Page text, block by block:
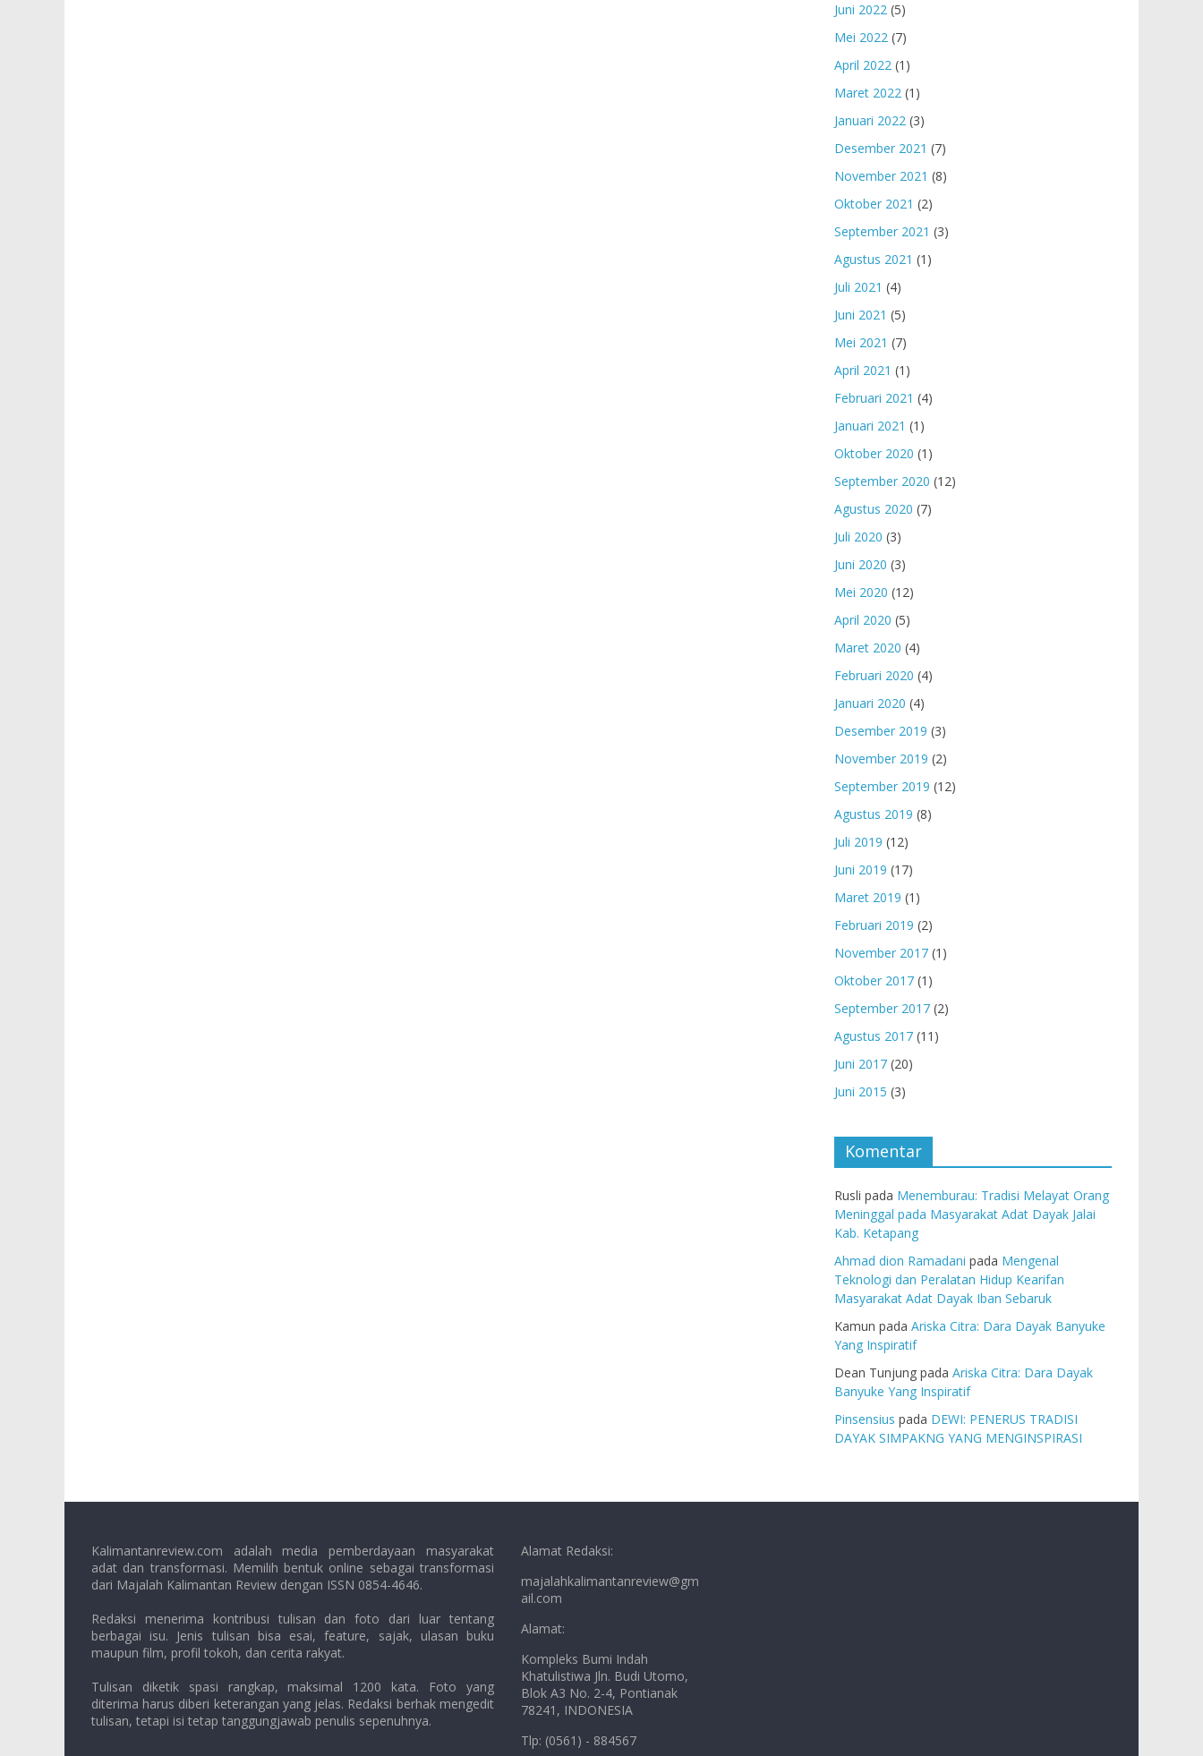
Juni 2022 (5)
Mei 2022 (7)
April 2022 (1)
Maret 2022 (1)
Januari 2022 (3)
Desember 2021 (7)
November 2021 (8)
Oktober 2021 (2)
September 2021 (3)
Agustus 2021 (1)
Juli 2021 (4)
Juni 2021 (5)
Mei 2021 (7)
April 2021 (1)
Februari 2021 (4)
Januari 2021 (1)
Oktober 2020 (1)
September 2020 (12)
Agustus 2020 (7)
Juli 2020 (3)
Juni 2020 (3)
Mei 2020 (12)
April 2020 (5)
Maret 2020 (4)
Februari 2020 (4)
Januari 2020 (4)
Desember 2019 (3)
November 2019 (2)
September 2019 (12)
Agustus 2019 (8)
Juli 2019 (12)
Juni 2019 (17)
Maret 2019 (1)
Februari 2019 (2)
November 2017 (1)
Oktober 2017 (1)
September 2017 (2)
Agustus 2017 (11)
Juni 2017 (20)
Juni 2015 (3)
Komentar
Rusli pada Menemburau: Tradisi Melayat Orang
Meninggal pada Masyarakat Adat Dayak Jalai
Kab. Ketapang
Ahmad dion Ramadani pada Mengenal
Teknologi dan Peralatan Hidup Kearifan
Masyarakat Adat Dayak Iban Sebaruk
Kamun pada Ariska Citra: Dara Dayak Banyuke
Yang Inspiratif
Dean Tunjung pada Ariska Citra: Dara Dayak
Banyuke Yang Inspiratif
Pinsensius pada DEWI: PENERUS TRADISI
DAYAK SIMPAKNG YANG MENGINSPIRASI
Kalimantanreview.com adalah media pemberdayaan masyarakat
adat dan transformasi. Memilih bentuk online sebagai transformasi
dari Majalah Kalimantan Review dengan ISSN 0854-4646.
Redaksi menerima kontribusi tulisan dan foto dari luar tentang
berbagai isu. Jenis tulisan bisa esai, feature, sajak, ulasan buku
maupun film, profil tokoh, dan cerita rakyat.
Tulisan diketik spasi rangkap, maksimal 1200 kata. Foto yang
diterima harus diberi keterangan yang jelas. Redaksi berhak mengedit
tulisan, tetapi isi tetap tanggungjawab penulis sepenuhnya.
Alamat Redaksi:
majalahkalimantanreview@gm
ail.com
Alamat:
Kompleks Bumi Indah
Khatulistiwa Jln. Budi Utomo,
Blok A3 No. 2-4, Pontianak
78241, INDONESIA
Tlp: (0561) - 884567